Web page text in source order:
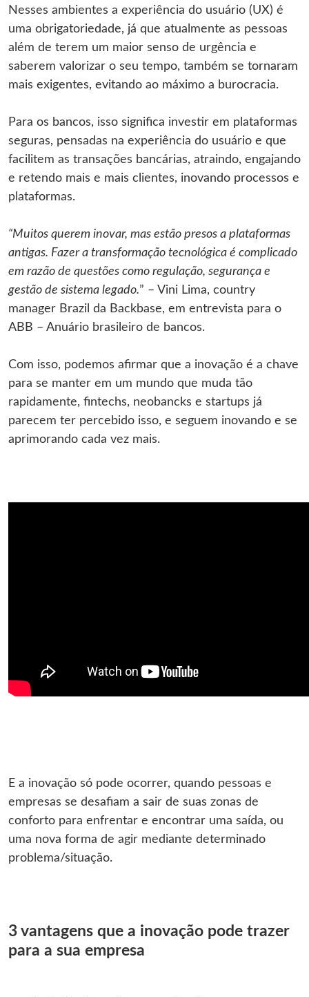
Nesses ambientes a experiência do usuário (UX) é
uma obrigatoriedade, já que atualmente as pessoas
além de terem um maior senso de urgência e
saberem valorizar o seu tempo, também se tornaram
mais exigentes, evitando ao máximo a burocracia.
Para os bancos, isso significa investir em plataformas
seguras, pensadas na experiência do usuário e que
facilitem as transações bancárias, atraindo, engajando
e retendo mais e mais clientes, inovando processos e
plataformas.
“Muitos querem inovar, mas estão presos a plataformas
antigas. Fazer a transformação tecnológica é complicado
em razão de questões como regulação, segurança e
gestão de sistema legado.” – Vini Lima, country
manager Brazil da Backbase, em entrevista para o
ABB – Anuário brasileiro de bancos.
Com isso, podemos afirmar que a inovação é a chave
para se manter em um mundo que muda tão
rapidamente, fintechs, neobancks e startups já
parecem ter percebido isso, e seguem inovando e se
aprimorando cada vez mais.
E a inovação só pode ocorrer, quando pessoas e
empresas se desafiam a sair de suas zonas de
conforto para enfrentar e encontrar uma saída, ou
uma nova forma de agir mediante determinado
problema/situação.
3 vantagens que a inovação pode trazer
para a sua empresa